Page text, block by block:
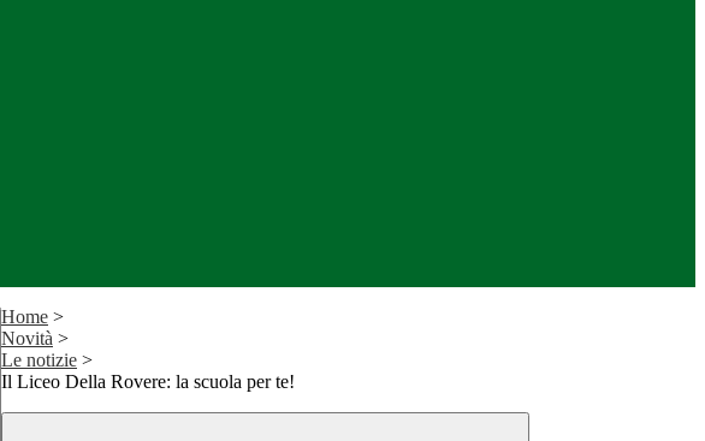
Home >
Novità >
Le notizie >
Il Liceo Della Rovere: la scuola per te!